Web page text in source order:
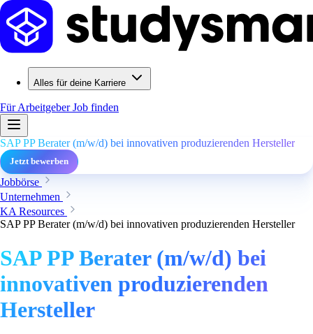
Alles für deine Karriere
Für ArbeitgeberJob finden
SAP PP Berater (m/w/d) bei innovativen produzierenden Hersteller
Jetzt bewerben
Jobbörse
Unternehmen
KA Resources
SAP PP Berater (m/w/d) bei innovativen produzierenden Hersteller
SAP PP Berater (m/w/d) bei
innovativen produzierenden
Hersteller